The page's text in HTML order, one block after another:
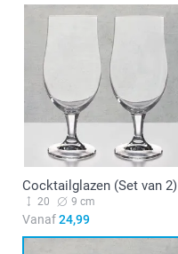
Cocktailglazen (Set van 2)
20 9 cm
Vanaf24,99